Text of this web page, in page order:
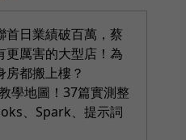
首日業績破百萬，蔡
更厲害的大型店！為
房都搬上樓？
學地圖！37篇實測整
、Spark、提示詞